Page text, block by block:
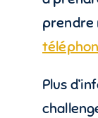
prendre
Plus